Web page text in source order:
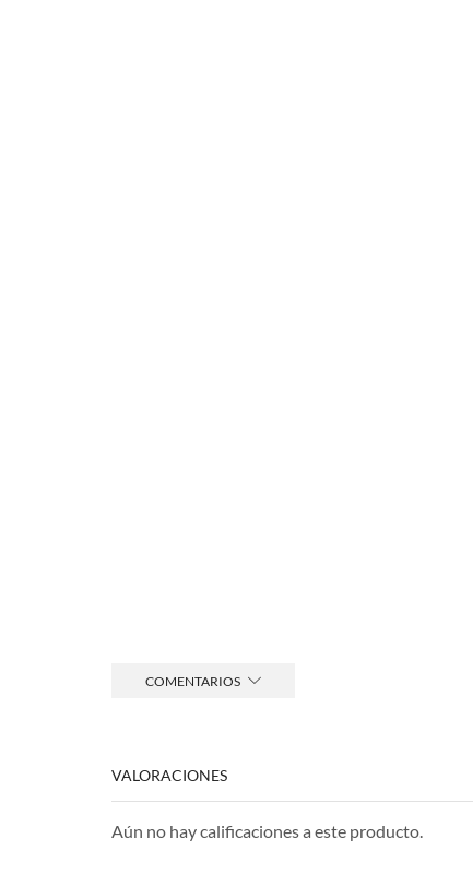
COMENTARIOS
VALORACIONES
Aún no hay calificaciones a este producto.